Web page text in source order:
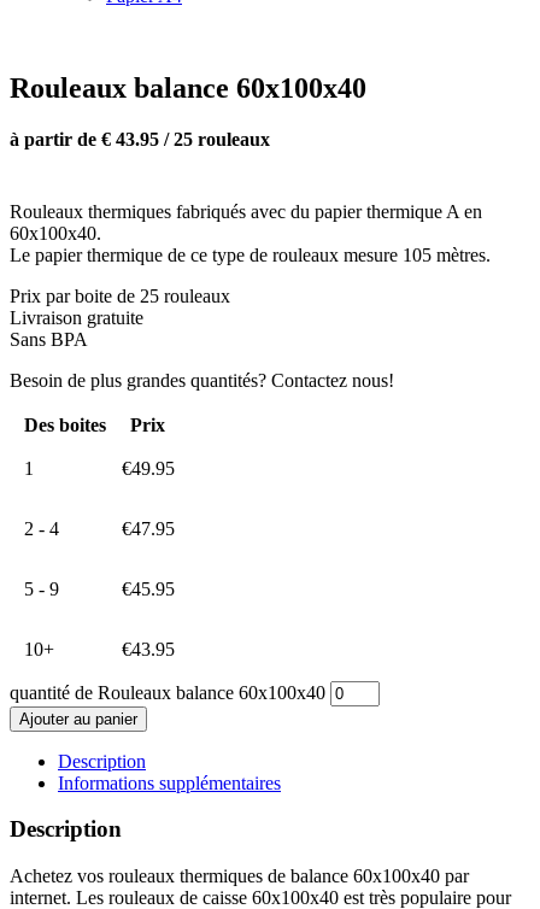
Rouleaux balance 60x100x40
à partir de € 43.95 / 25 rouleaux
Rouleaux thermiques fabriqués avec du papier thermique A en
60x100x40.
Le papier thermique de ce type de rouleaux mesure 105 mètres.
Prix par boite de 25 rouleaux
Livraison gratuite
Sans BPA
Besoin de plus grandes quantités? Contactez nous!
Des boites Prix
1 €49.95
2 - 4 €47.95
5 - 9 €45.95
10+ €43.95
quantité de Rouleaux balance 60x100x40
Ajouter au panier
Description
Informations supplémentaires
Description
Achetez vos rouleaux thermiques de balance 60x100x40 par
internet. Les rouleaux de caisse 60x100x40 est très populaire pour